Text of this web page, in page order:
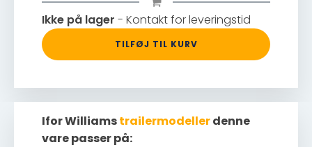
Ikke på lager - Kontakt for leveringstid
TILFØJ TIL KURV
Ifor Williamstrailermodellerdenne
vare passer på: